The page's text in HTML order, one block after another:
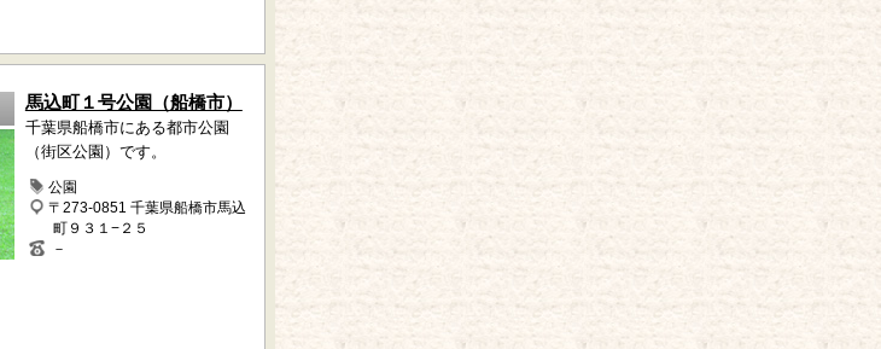
馬込町１号公園（船橋市）
千葉県船橋市にある都市公園
（街区公園）です。
公園
〒273-0851 千葉県船橋市馬込
町９３１−２５
－